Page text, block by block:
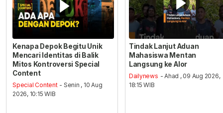
Kenapa Depok Begitu Unik
Mencari Identitas di Balik
Mitos Kontroversi Special
Content
Special Content - Senin , 10 Aug
2026, 10:15 WIB
Tindak Lanjut Aduan
Mahasiswa Mentan
Langsung ke Alor
Dailynews - Ahad , 09 Aug 2026,
18:15 WIB